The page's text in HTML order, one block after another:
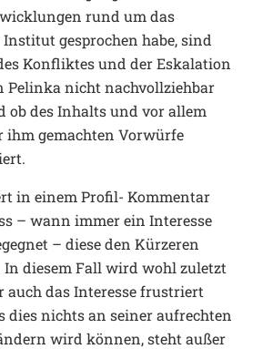
rund um das
gesprochen habe, sind
Konfliktes und der Eskalation
Pelinka nicht nachvollziehbar
ob des Inhalts und vor allem
ihm gemachten Vorwürfe
in einem Profil- Kommentar
– wann immer ein Interesse
– diese den Kürzeren
diesem Fall wird wohl zuletzt
auch das Interesse frustriert
dies nichts an seiner aufrechten
wird können, steht außer